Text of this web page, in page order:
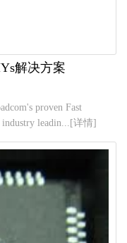
解决方案
proven Fast
industry leadin...[详情]